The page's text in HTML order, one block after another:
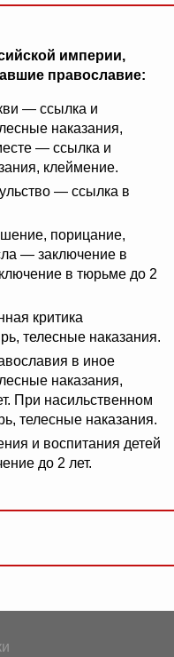
империи,
православие:
— ссылка и
наказания,
— ссылка и
клеймение.
— ссылка в
порицание,
— заключение в
в тюрьме до 2
критика
телесные наказания.
в иное
наказания,
При насильственном
телесные наказания.
и воспитания детей
до 2 лет.